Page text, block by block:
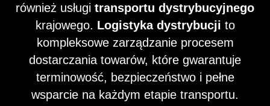
również usługi transportu dystrybucyjnego
krajowego. Logistyka dystrybucji to
kompleksowe zarządzanie procesem
dostarczania towarów, które gwarantuje
terminowość, bezpieczeństwo i pełne
wsparcie na każdym etapie transportu.